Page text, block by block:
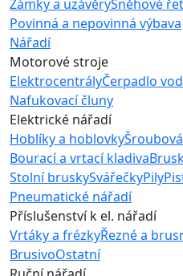
Zámky a uzávěrySněhové
Povinná a nepovinná výbava
Nářadí
Motorové stroje
ElektrocentrályČerpadlo
Nafukovací čluny
Elektrické nářadí
Hoblíky a hoblovky
Bourací a vrtací kladiva
Stolní bruskySvářečkyPily
Pneumatické nářadí
Příslušenství k el. nářadí
Vrtáky a frézkyŘezné a
BrusivoOstatní